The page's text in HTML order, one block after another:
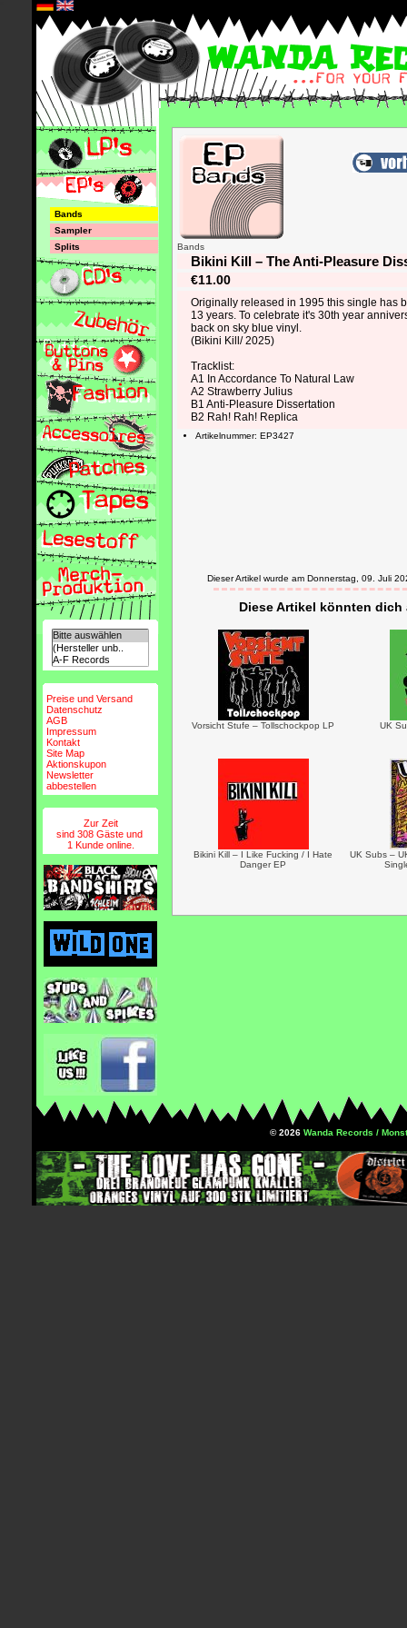
Bands
Sampler
Splits
Preise und Versand
Datenschutz
AGB
Impressum
Kontakt
Site Map
Aktionskupon
Newsletter
abbestellen
Zur Zeit
sind 308 Gäste und
1 Kunde online.
Bands
Bikini Kill – The Anti-Pleasure
€11.00
Originally released in 1995 this single has
13 years. To celebrate it's 30th year
back on sky blue vinyl.
(Bikini Kill/ 2025)
Tracklist:
A1 In Accordance To Natural Law
A2 Strawberry Julius
B1 Anti-Pleasure Dissertation
B2 Rah! Rah! Replica
Artikelnummer: EP3427
Dieser Artikel wurde am Donnerstag, 09. Juli
Diese Artikel könnten
Vorsicht Stufe – Tollschockpop LP UK
Bikini Kill – I Like Fucking / I Hate
Danger EP
UK Subs –
© 2026 Wanda Records /